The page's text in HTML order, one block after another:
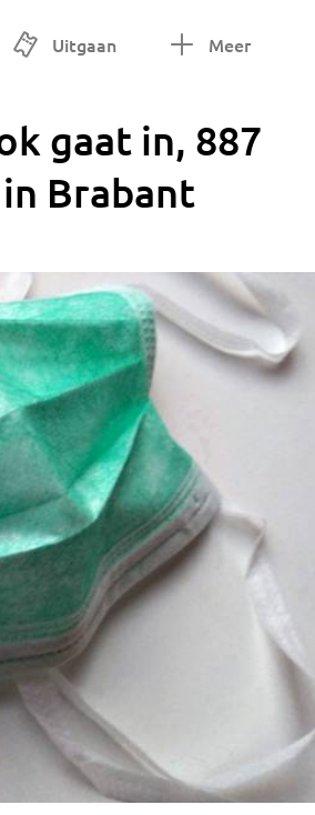
Uitgaan Meer
gaat in, 887
Brabant